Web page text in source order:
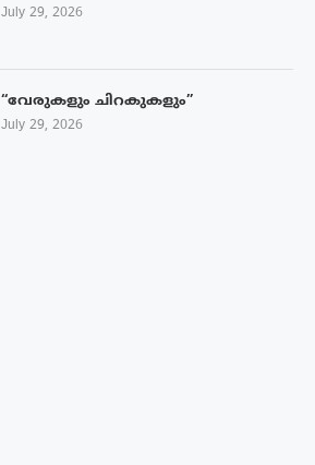
July 29, 2026
“വേരുകളും ചിറകുകളും”
July 29, 2026